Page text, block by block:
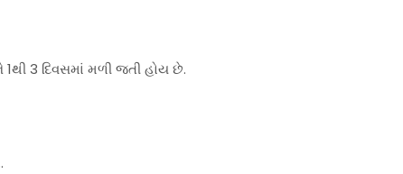
3 દિવસમાં મળી જતી હોય છે.